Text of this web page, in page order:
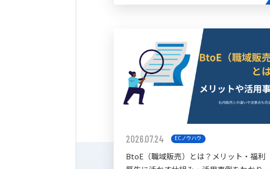
2026.07.24 ECノウハウ
BtoE（職域販売）とは？メリット・福利